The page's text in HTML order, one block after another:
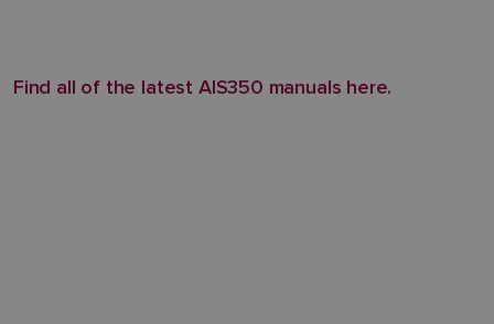
Find all of the latest AIS350 manuals here.